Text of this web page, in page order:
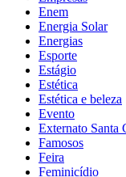
Enem
Energia Solar
Energias
Esporte
Estágio
Estética
Estética e beleza
Evento
Externato Santa
Famosos
Feira
Feminicídio